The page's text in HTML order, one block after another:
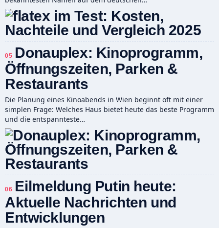
05 Donauplex: Kinoprogramm,
Öffnungszeiten, Parken &
Restaurants
Die Planung eines Kinoabends in Wien beginnt oft mit einer
simplen Frage: Welches Haus bietet heute das beste Programm
und die entspannteste…
06 Eilmeldung Putin heute:
Aktuelle Nachrichten und
Entwicklungen